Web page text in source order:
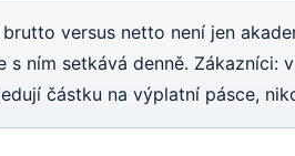
versus netto není jen
s ním setkává denně. Zákazníci:
částku na výplatní pásce,